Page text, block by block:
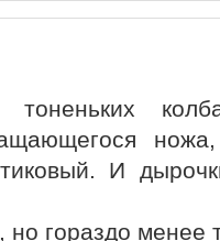
тоненьких
И
гораздо менее